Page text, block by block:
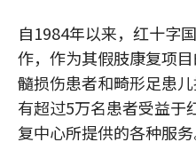
自1984年以来，红十字
作，作为其假肢康复项
髓损伤患者和畸形足患
有超过5万名患者受益于
复中心所提供的各种服务